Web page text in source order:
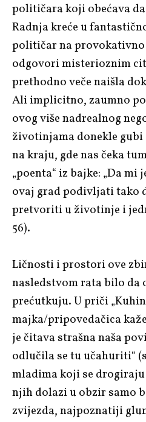
političara koji obećava
Radnja kreće u
političar na
odgovori misterioznim
prethodno veče naišla
Ali implicitno, zaumno
ovog više nadrealnog
životinjama donekle
na kraju, gde nas čeka
„poenta“ iz bajke: „Da mi
ovaj grad podivljati tako
pretvoriti u životinje i
56).
Ličnosti i prostori ove
nasledstvom rata bilo da
prećutkuju. U priči
majka/pripovedačica
je čitava strašna naša
odlučila se tu učahuriti“
mladima koji se drogiraju
njih dolazi u obzir samo
zvijezda, najpoznatiji